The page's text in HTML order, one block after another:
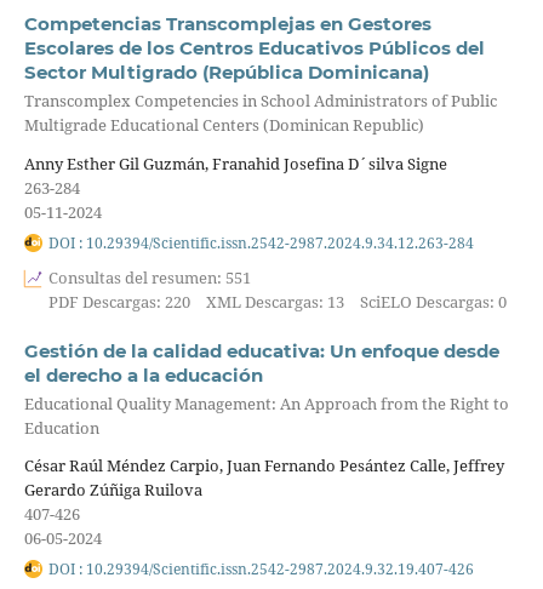
Competencias Transcomplejas en Gestores
Escolares de los Centros Educativos Públicos del
Sector Multigrado (República Dominicana)
Transcomplex Competencies in School Administrators of Public
Multigrade Educational Centers (Dominican Republic)
Anny Esther Gil Guzmán, Franahid Josefina D´silva Signe
263-284
05-11-2024
DOI : 10.29394/Scientific.issn.2542-2987.2024.9.34.12.263-284
Consultas del resumen: 551
PDF Descargas: 220
XML Descargas: 13 SciELO Descargas: 0
Gestión de la calidad educativa: Un enfoque desde
el derecho a la educación
Educational Quality Management: An Approach from the Right to
Education
César Raúl Méndez Carpio, Juan Fernando Pesántez Calle, Jeffrey
Gerardo Zúñiga Ruilova
407-426
06-05-2024
DOI : 10.29394/Scientific.issn.2542-2987.2024.9.32.19.407-426